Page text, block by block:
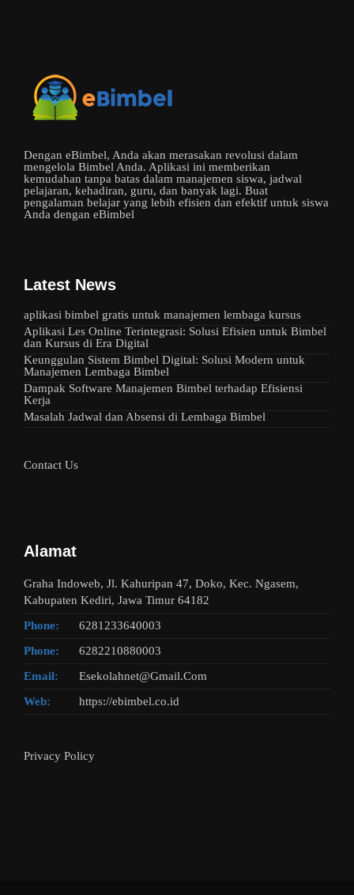
Dengan eBimbel, Anda akan merasakan revolusi dalam
mengelola Bimbel Anda. Aplikasi ini memberikan
kemudahan tanpa batas dalam manajemen siswa, jadwal
pelajaran, kehadiran, guru, dan banyak lagi. Buat
pengalaman belajar yang lebih efisien dan efektif untuk siswa
Anda dengan eBimbel
Latest News
aplikasi bimbel gratis untuk manajemen lembaga kursus
Aplikasi Les Online Terintegrasi: Solusi Efisien untuk Bimbel
dan Kursus di Era Digital
Keunggulan Sistem Bimbel Digital: Solusi Modern untuk
Manajemen Lembaga Bimbel
Dampak Software Manajemen Bimbel terhadap Efisiensi
Kerja
Masalah Jadwal dan Absensi di Lembaga Bimbel
Contact Us
Alamat
Graha Indoweb, Jl. Kahuripan 47, Doko, Kec. Ngasem,
Kabupaten Kediri, Jawa Timur 64182
Phone:
6281233640003
Phone:
6282210880003
Email:
Esekolahnet@Gmail.Com
Web:
https://ebimbel.co.id
Privacy Policy